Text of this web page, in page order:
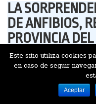
LA
DE ANFIBIOS,
PROVINCIA
Este sitio utiliza cookies
en caso de seguir
Aceptar